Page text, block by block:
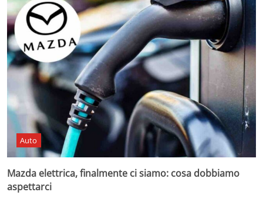
Auto
Mazda elettrica, finalmente ci siamo: cosa dobbiamo
aspettarci